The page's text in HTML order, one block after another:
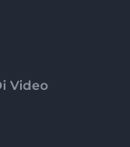
Video